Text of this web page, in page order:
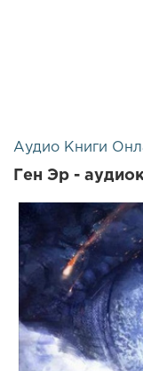
Аудио Книги
Ген Эр -